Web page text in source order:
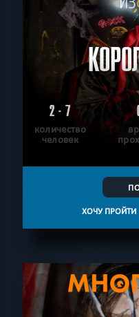
2 - 7
количество
человек
ХОЧУ ПРОЙТИ